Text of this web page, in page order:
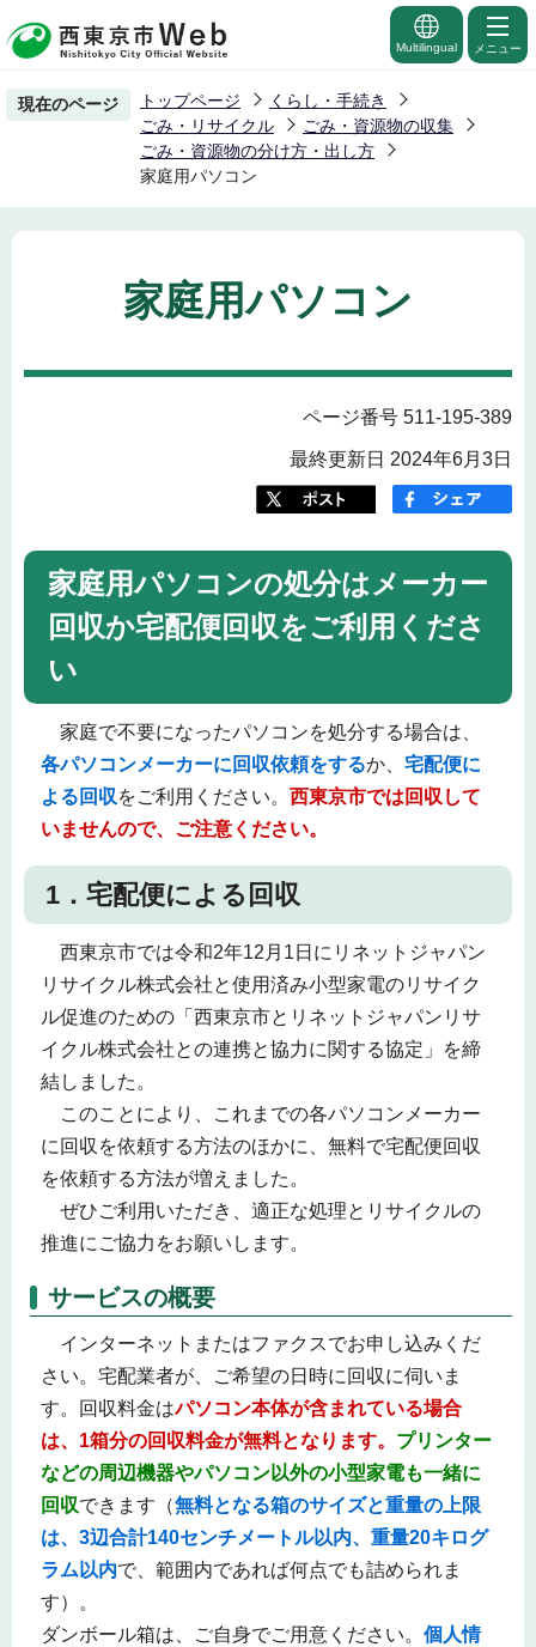
の
ー
先
頭
Multilingual メニュー
現在のページ トップページ
くらし・手続き
ごみ・リサイクル
ごみ・資源物の収集
ごみ・資源物の分け方・出し方
家庭用パソコン
家庭用パソコン
ページ番号 511-195-389
最終更新日 2024年6月3日
家庭用パソコンの処分はメーカー
回収か宅配便回収をご利用くださ
い
家庭で不要になったパソコンを処分する場合は、
各パソコンメーカーに回収依頼をするか、 宅配便に
よる回収をご利用ください。 西東京市では回収して
いませんので、ご注意ください。
1．宅配便による回収
西東京市では令和2年12月1日にリネットジャパン
リサイクル株式会社と使用済み小型家電のリサイク
ル促進のための「西東京市とリネットジャパンリサ
イクル株式会社との連携と協力に関する協定」を締
結しました。
このことにより、これまでの各パソコンメーカー
に回収を依頼する方法のほかに、無料で宅配便回収
を依頼する方法が増えました。
ぜひご利用いただき、適正な処理とリサイクルの
推進にご協力をお願いします。
サービスの概要
インターネットまたはファクスでお申し込みくだ
さい。宅配業者が、ご希望の日時に回収に伺いま
す。回収料金はパソコン本体が含まれている場合
は、1箱分の回収料金が無料となります。 プリンター
などの周辺機器やパソコン以外の小型家電も一緒に
回収できます（無料となる箱のサイズと重量の上限
は、3辺合計140センチメートル以内、重量20キログ
ラム以内で、範囲内であれば何点でも詰められま
す）。
ダンボール箱は、ご自身でご用意ください。 個人情